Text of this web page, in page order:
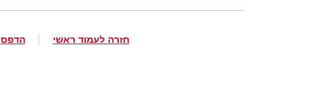
חזרה לעמוד ראשי הדפס